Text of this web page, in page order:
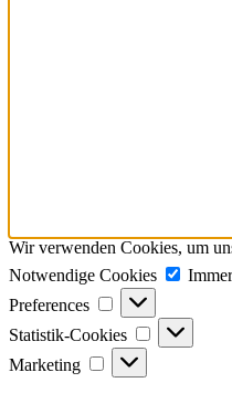
Wir verwenden Cookies, um
Notwendige Cookies
Preferences
Preferences
Statistik-Cookies
Statistik-
Cookies
Marketing
Marketing